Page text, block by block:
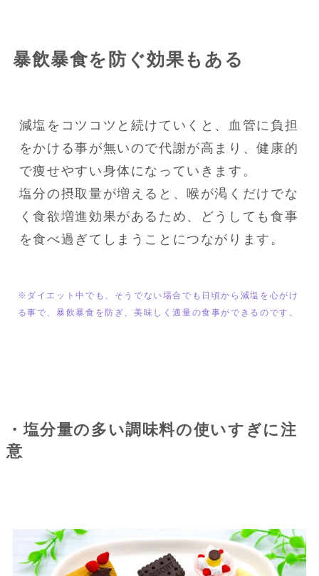
暴飲暴食を防ぐ効果もある
減塩をコツコツと続けていくと、血管に負担
をかける事が無いので代謝が高まり、健康的
で痩せやすい身体になっていきます。
塩分の摂取量が増えると、喉が渇くだけでな
く食欲増進効果があるため、どうしても食事
を食べ過ぎてしまうことにつながります。
※ダイエット中でも、そうでない場合でも日頃から減塩を心がけ
る事で、暴飲暴食を防ぎ、美味しく適量の食事ができるのです。
・塩分量の多い調味料の使いすぎに注
意